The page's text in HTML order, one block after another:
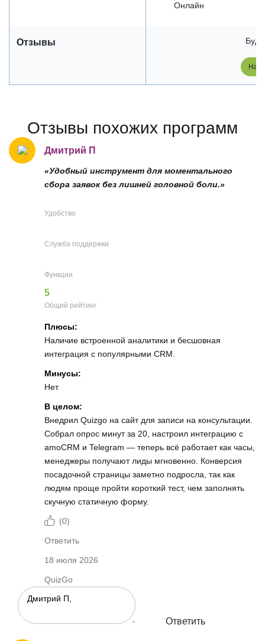
Онлайн
Отзывы
Отзывы похожих программ
Дмитрий П
«Удобный инструмент для моментального
сбора заявок без лишней головной боли.»
Удобство
Служба поддержки
Функции
5
Общий рейтинг
Плюсы:
Наличие встроенной аналитики и бесшовная
интеграция с популярными CRM.
Минусы:
Нет
В целом:
Внедрил Quizgo на сайт для записи на консультации.
Собрал опрос минут за 20, настроил интеграцию с
amoCRM и Telegram — теперь всё работает как часы,
менеджеры получают лиды мгновенно. Конверсия
посадочной страницы заметно подросла, так как
людям проще пройти короткий тест, чем заполнять
скучную статичную форму.
(0)
Ответить
18 июля 2026
QuizGo
Ответить